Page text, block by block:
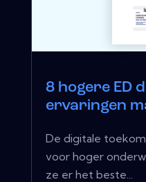
8 hogere ED
ervaringen
De digitale
voor hoger
ze er het beste...